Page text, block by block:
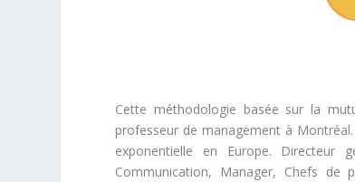
Cette méthodologie basée sur la
professeur de management à
exponentielle en Europe. Directeur
Communication, Manager, Chefs de